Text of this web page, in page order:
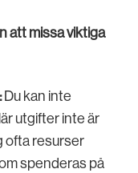
att missa viktiga
Du kan inte
utgifter inte är
ofta resurser
spenderas på